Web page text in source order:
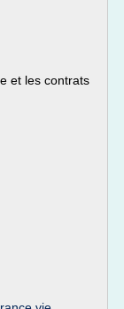
et les contrats